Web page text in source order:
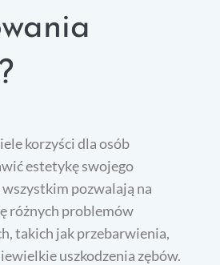
korzyści dla osób
estetykę swojego
pozwalają na
różnych problemów
takich jak przebarwienia,
uszkodzenia zębów.